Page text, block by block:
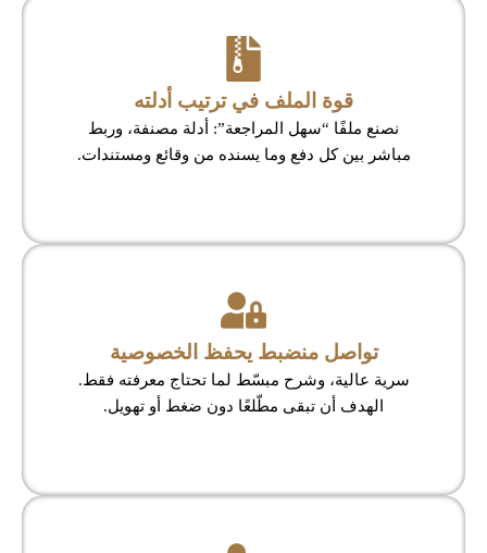
قوة الملف في ترتيب أدلته
نصنع ملفًا “سهل المراجعة”: أدلة مصنفة، وربط
مباشر بين كل دفع وما يسنده من وقائع ومستندات.
تواصل منضبط يحفظ الخصوصية
سرية عالية، وشرح مبسّط لما تحتاج معرفته فقط.
الهدف أن تبقى مطّلعًا دون ضغط أو تهويل.